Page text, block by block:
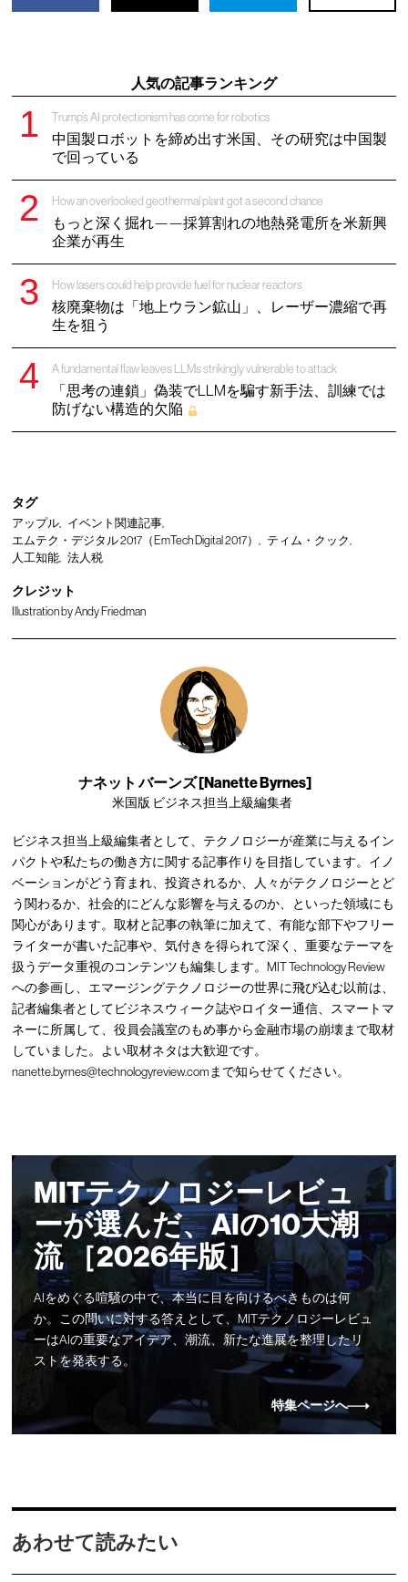
人気の記事ランキング
Trump’s AI protectionism has come for robotics
中国製ロボットを締め出す米国、その研究は中国製
で回っている
How an overlooked geothermal plant got a second chance
もっと深く掘れ——採算割れの地熱発電所を米新興
企業が再生
How lasers could help provide fuel for nuclear reactors
核廃棄物は「地上ウラン鉱山」、レーザー濃縮で再
生を狙う
A fundamental flaw leaves LLMs strikingly vulnerable to attack
「思考の連鎖」偽装でLLMを騙す新手法、訓練では
防げない構造的欠陥
タグ
アップル
イベント関連記事
エムテク・デジタル 2017（EmTech Digital 2017）
ティム・クック
人工知能
法人税
クレジット
Illustration by Andy Friedman
ナネット バーンズ [Nanette Byrnes]
米国版 ビジネス担当上級編集者
ビジネス担当上級編集者として、テクノロジーが産業に与えるイン
パクトや私たちの働き方に関する記事作りを目指しています。イノ
ベーションがどう育まれ、投資されるか、人々がテクノロジーとど
う関わるか、社会的にどんな影響を与えるのか、といった領域にも
関心があります。取材と記事の執筆に加えて、有能な部下やフリー
ライターが書いた記事や、気付きを得られて深く、重要なテーマを
扱うデータ重視のコンテンツも編集します。MIT Technology Review
への参画し、エマージングテクノロジーの世界に飛び込む以前は、
記者編集者としてビジネスウィーク誌やロイター通信、スマートマ
ネーに所属して、役員会議室のもめ事から金融市場の崩壊まで取材
していました。よい取材ネタは大歓迎です。
nanette.byrnes@technologyreview.comまで知らせてください。
MITテクノロジーレビュ
ーが選んだ、AIの10大潮
流 ［2026年版］
AIをめぐる喧騒の中で、本当に目を向けるべきものは何
か。この問いに対する答えとして、MITテクノロジーレビュ
ーはAIの重要なアイデア、潮流、新たな進展を整理したリ
ストを発表する。
特集ページへ
あわせて読みたい